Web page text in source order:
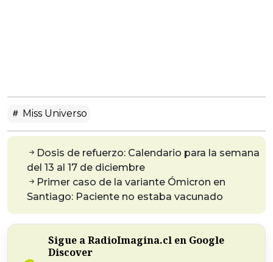
Miss Universo
Dosis de refuerzo: Calendario para la semana
del 13 al 17 de diciembre
Primer caso de la variante Ómicron en
Santiago: Paciente no estaba vacunado
Sigue a RadioImagina.cl en Google
Discover